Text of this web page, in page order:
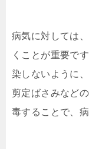
病気に対しては
くことが重要で
染しないように
剪定ばさみなど
毒することで、